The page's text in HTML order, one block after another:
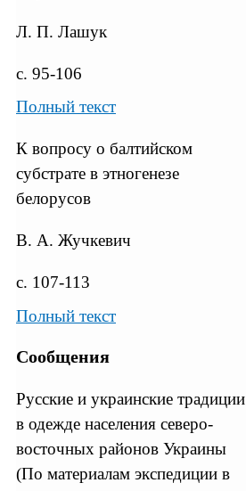
Л. П. Лашук
с. 95-106
Полный текст
К вопросу о балтийском
субстрате в этногенезе
белорусов
В. А. Жучкевич
с. 107-113
Полный текст
Сообщения
Русские и украинские традиции
в одежде населения северо-
восточных районов Украины
(По материалам экспедиции в